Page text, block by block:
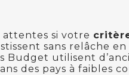
si votre
sans relâche en
Budget utilisent
des pays à faibles